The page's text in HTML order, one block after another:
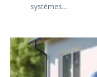
systèmes…